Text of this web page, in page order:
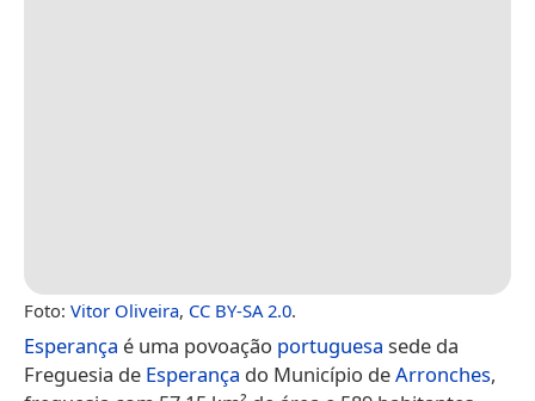
Foto: Vitor Oliveira, CC BY-SA 2.0.
Esperança é uma povoação portuguesa sede da
Freguesia de Esperança do Município deArronches,